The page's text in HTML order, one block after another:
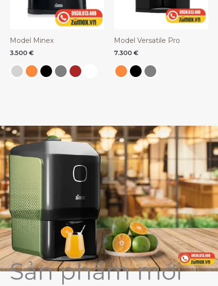
Model Minex
3.500 €
Model Versatile Pro
7.300 €
Sản phẩm mới